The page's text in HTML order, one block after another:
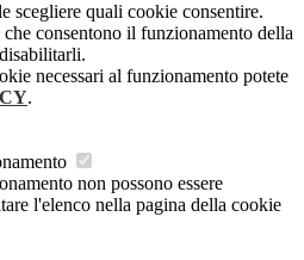
scegliere quali cookie consentire.
consentono il funzionamento della
necessari al funzionamento potete
.
non possono essere
l'elenco nella pagina della cookie